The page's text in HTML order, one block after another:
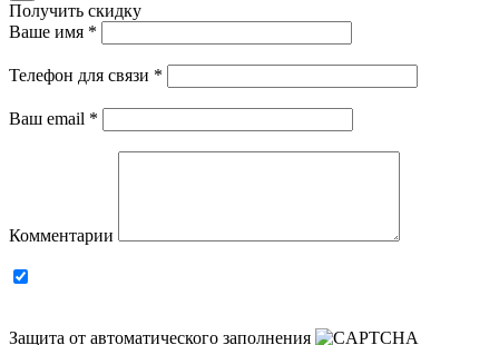
Получить скидку
Ваше имя *
Телефон для связи *
Ваш email *
Комментарии
Защита от автоматического заполнения